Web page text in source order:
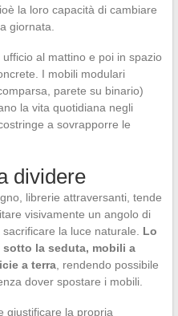
la loro capacità di cambiare
giornata.
al mattino e poi in spazio
I mobili modulari
parete su binario)
la vita quotidiana negli
a sovrapporre le
dividere
librerie attraversanti, tende
visivamente un angolo di
la luce naturale. Lo
la seduta, mobili a
a terra, rendendo possibile
dover spostare i mobili.
giustificare la propria